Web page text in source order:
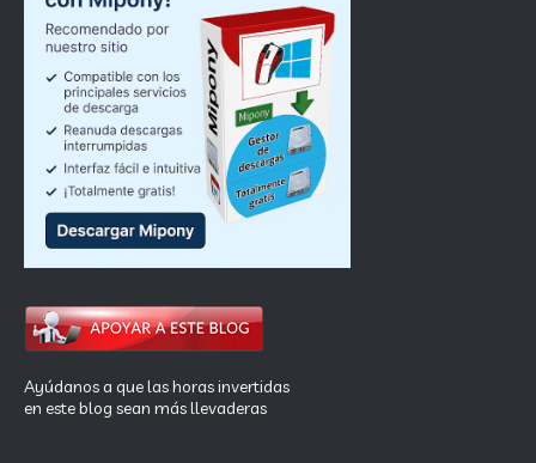
Ayúdanos a que las horas invertidas
en este blog sean más llevaderas